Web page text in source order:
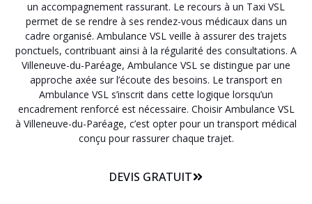
un accompagnement rassurant. Le recours à un Taxi VSL
permet de se rendre à ses rendez-vous médicaux dans un
cadre organisé. Ambulance VSL veille à assurer des trajets
ponctuels, contribuant ainsi à la régularité des consultations. A
Villeneuve-du-Paréage, Ambulance VSL se distingue par une
approche axée sur l’écoute des besoins. Le transport en
Ambulance VSL s’inscrit dans cette logique lorsqu’un
encadrement renforcé est nécessaire. Choisir Ambulance VSL
à Villeneuve-du-Paréage, c’est opter pour un transport médical
conçu pour rassurer chaque trajet.
DEVIS GRATUIT